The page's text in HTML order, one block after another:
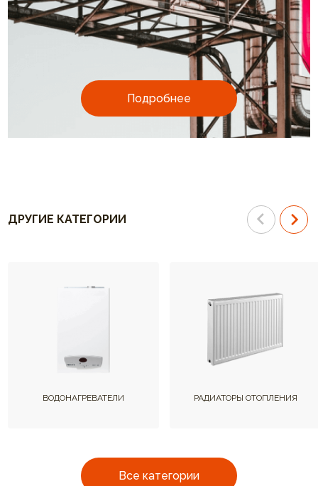
Подробнее
ДРУГИЕ КАТЕГОРИИ
Все категории
ВОДОНАГРЕВАТЕЛИ РАДИАТОРЫ ОТОПЛЕНИЯ